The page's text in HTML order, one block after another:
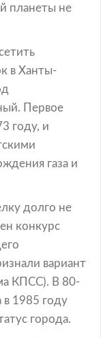
планеты не
в Ханты-
Первое
году, и
газа и
долго не
конкурс
вариант
КПСС). В 80-
в 1985 году
города.